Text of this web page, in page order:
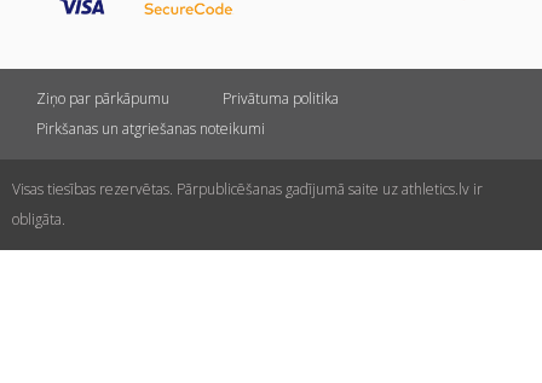
Ziņo par pārkāpumu
Privātuma politika
Pirkšanas un atgriešanas noteikumi
Visas tiesības rezervētas. Pārpublicēšanas gadījumā saite uz athletics.lv ir
obligāta.